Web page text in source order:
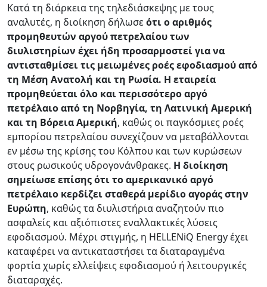
Κατά τη διάρκεια της τηλεδιάσκεψης με τους
αναλυτές, η διοίκηση δήλωσεότι ο αριθμός
προμηθευτών αργού πετρελαίου των
διυλιστηρίων έχει ήδη προσαρμοστεί για να
αντισταθμίσει τις μειωμένες ροές εφοδιασμού από
τη Μέση Ανατολή και τη Ρωσία. Η εταιρεία
προμηθεύεται όλο και περισσότερο αργό
πετρέλαιο από τη Νορβηγία, τη Λατινική Αμερική
και τη Βόρεια Αμερική, καθώς οι παγκόσμιες ροές
εμπορίου πετρελαίου συνεχίζουν να μεταβάλλονται
εν μέσω της κρίσης του Κόλπου και των κυρώσεων
στους ρωσικούς υδρογονάνθρακες. Η διοίκηση
σημείωσε επίσης ότι το αμερικανικό αργό
πετρέλαιο κερδίζει σταθερά μερίδιο αγοράς στην
Ευρώπη, καθώς τα διυλιστήρια αναζητούν πιο
ασφαλείς και αξιόπιστες εναλλακτικές λύσεις
εφοδιασμού. Μέχρι στιγμής, η HELLENiQ Energy έχει
καταφέρει να αντικαταστήσει τα διαταραγμένα
φορτία χωρίς ελλείψεις εφοδιασμού ή λειτουργικές
διαταραχές.